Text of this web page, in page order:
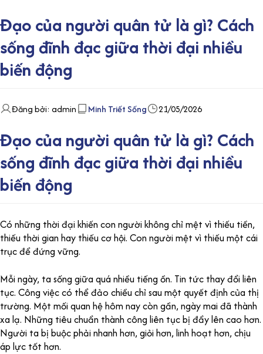
Đạo của người quân tử là gì? Cách
sống đĩnh đạc giữa thời đại nhiều
biến động
Đăng bởi: admin Minh Triết Sống 21/05/2026
Đạo của người quân tử là gì? Cách
sống đĩnh đạc giữa thời đại nhiều
biến động
Có những thời đại khiến con người không chỉ mệt vì thiếu tiền,
thiếu thời gian hay thiếu cơ hội. Con người mệt vì thiếu một cái
trục để đứng vững.
Mỗi ngày, ta sống giữa quá nhiều tiếng ồn. Tin tức thay đổi liên
tục. Công việc có thể đảo chiều chỉ sau một quyết định của thị
trường. Một mối quan hệ hôm nay còn gần, ngày mai đã thành
xa lạ. Những tiêu chuẩn thành công liên tục bị đẩy lên cao hơn.
Người ta bị buộc phải nhanh hơn, giỏi hơn, linh hoạt hơn, chịu
áp lực tốt hơn.